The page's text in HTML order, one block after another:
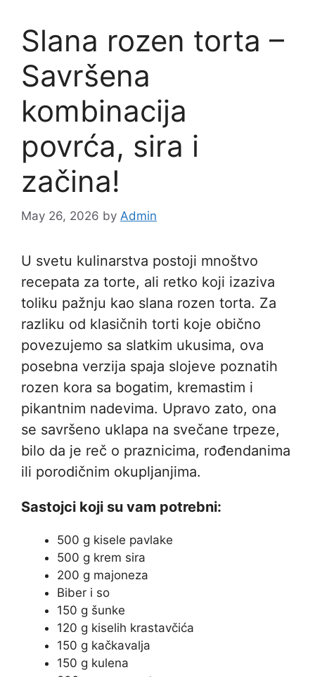
Slana rozen torta –
Savršena
kombinacija
povrća, sira i
začina!
May 26, 2026 by Admin
U svetu kulinarstva postoji mnoštvo
recepata za torte, ali retko koji izaziva
toliku pažnju kao slana rozen torta. Za
razliku od klasičnih torti koje obično
povezujemo sa slatkim ukusima, ova
posebna verzija spaja slojeve poznatih
rozen kora sa bogatim, kremastim i
pikantnim nadevima. Upravo zato, ona
se savršeno uklapa na svečane trpeze,
bilo da je reč o praznicima, rođendanima
ili porodičnim okupljanjima.
Sastojci koji su vam potrebni:
500 g kisele pavlake
500 g krem sira
200 g majoneza
Biber i so
150 g šunke
120 g kiselih krastavčića
150 g kačkavalja
150 g kulena